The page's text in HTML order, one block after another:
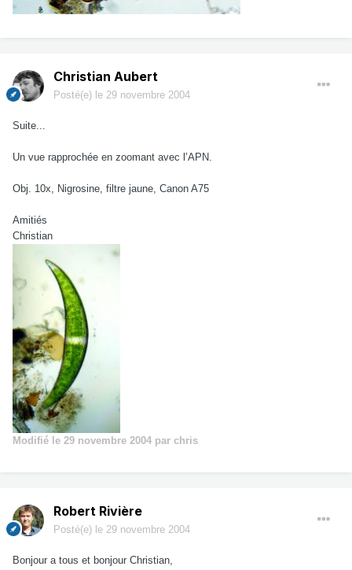
Christian Aubert
Posté(e) le 29 novembre 2004
Suite...
Un vue rapprochée en zoomant avec l’APN.
Obj. 10x, Nigrosine, filtre jaune, Canon A75
Amitiés
Christian
Modifié le 29 novembre 2004 par chris
Robert Rivière
Posté(e) le 29 novembre 2004
Bonjour a tous et bonjour Christian,